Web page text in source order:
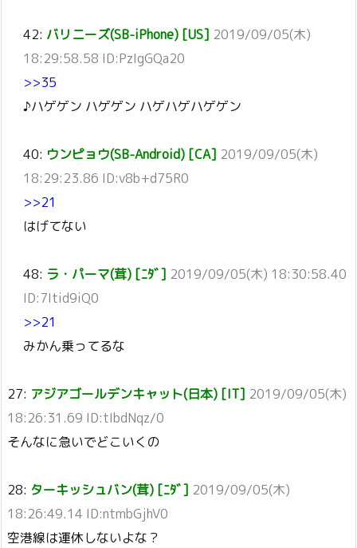
42: バリニーズ(SB-iPhone) [US] 2019/09/05(木)
18:29:58.58 ID:PzIgGQa20
>>35
♪ハゲゲン ハゲゲン ハゲハゲハゲゲン
40: ウンピョウ(SB-Android) [CA] 2019/09/05(木)
18:29:23.86 ID:v8b+d75R0
>>21
はげてない
48: ラ・パーマ(茸) [ﾆﾀﾞ] 2019/09/05(木) 18:30:58.40
ID:7Itid9iQ0
>>21
みかん乗ってるな
27: アジアゴールデンキャット(日本) [IT] 2019/09/05(木)
18:26:31.69 ID:tIbdNqz/0
そんなに急いでどこいくの
28: ターキッシュバン(茸) [ﾆﾀﾞ] 2019/09/05(木)
18:26:49.14 ID:ntmbGjhV0
空港線は運休しないよな？